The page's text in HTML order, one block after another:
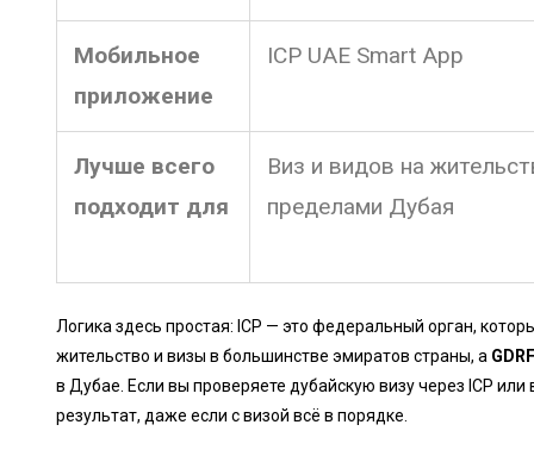
Мобильное
приложение
ICP UAE Smart App
Лучше всего
подходит для
Виз и видов на
пределами Дубая
Логика здесь простая: ICP — это федеральный орган,
жительство и визы в большинстве эмиратов страны, а
в Дубае. Если вы проверяете дубайскую визу через ICP
результат, даже если с визой всё в порядке.